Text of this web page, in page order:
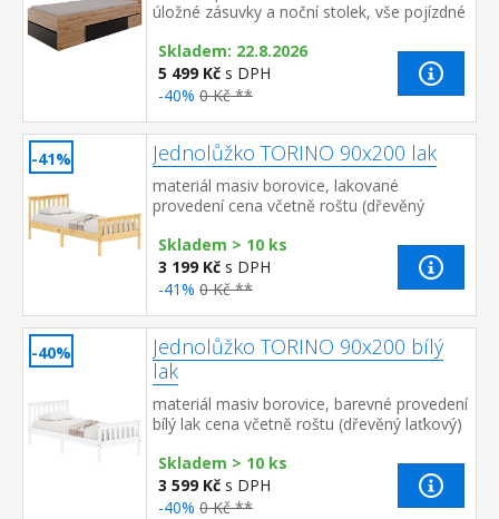
úložné zásuvky a noční stolek, vše pojízdné
na L/P stran...
Skladem: 22.8.2026
5 499 Kč s DPH
-40% 0 Kč **
-41% Jednolůžko TORINO 90x200 lak
materiál masiv borovice, lakované
provedení cena včetně roštu (dřevěný
matrace 90 × 200 cm
Skladem > 10 ks
3 199 Kč s DPH
-41% 0 Kč **
-40%
Jednolůžko TORINO 90x200 bílý
lak
materiál masiv borovice, barevné provedení
bílý lak cena včetně roštu (dřevěný laťkový)
90 × 200 cm
Skladem > 10 ks
3 599 Kč s DPH
-40% 0 Kč **